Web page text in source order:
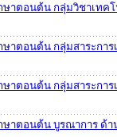
าตอนต้น กลุ่มวิชาเทค
าตอนต้น กลุ่มสาระการ
าตอนต้น กลุ่มสาระการ
ษาตอนต้น บูรณาการ ด้า